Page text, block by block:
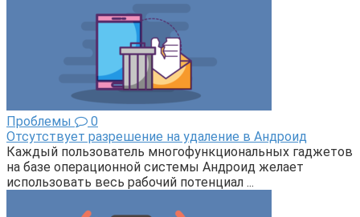
Проблемы
0
Отсутствует разрешение на удаление в Андроид
Каждый пользователь многофункциональных гаджетов
на базе операционной системы Андроид желает
использовать весь рабочий потенциал ...